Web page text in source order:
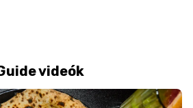
videók